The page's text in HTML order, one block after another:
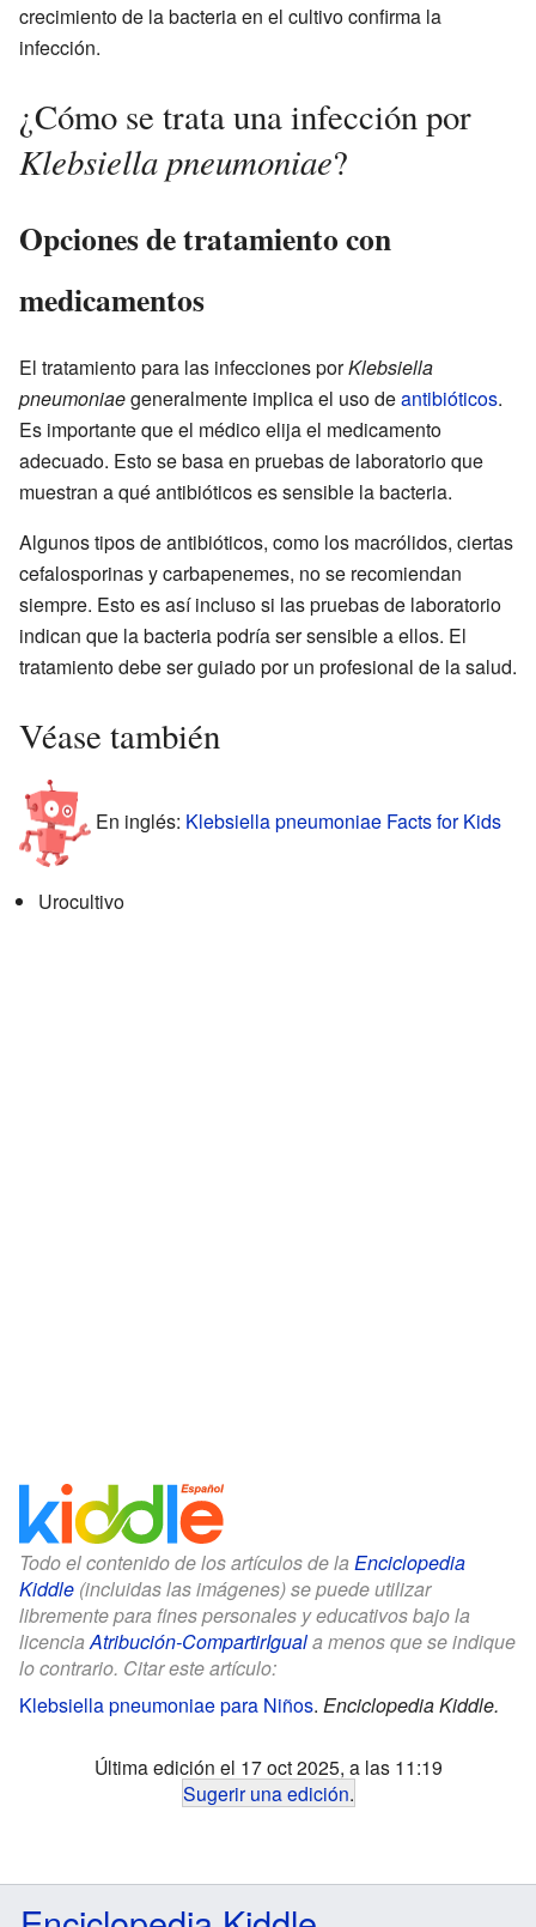
crecimiento de la bacteria en el cultivo confirma la
infección.
¿Cómo se trata una infección por
Klebsiella pneumoniae?
Opciones de tratamiento con
medicamentos
El tratamiento para las infecciones porKlebsiella
pneumoniaegeneralmente implica el uso deantibióticos.
Es importante que el médico elija el medicamento
adecuado. Esto se basa en pruebas de laboratorio que
muestran a qué antibióticos es sensible la bacteria.
Algunos tipos de antibióticos, como los macrólidos, ciertas
cefalosporinas y carbapenemes, no se recomiendan
siempre. Esto es así incluso si las pruebas de laboratorio
indican que la bacteria podría ser sensible a ellos. El
tratamiento debe ser guiado por un profesional de la salud.
Véase también
En inglés: Klebsiella pneumoniae Facts for Kids
Urocultivo
Todo el contenido de los artículos de la Enciclopedia
Kiddle (incluidas las imágenes) se puede utilizar
libremente para fines personales y educativos bajo la
licenciaAtribución-CompartirIguala menos que se indique
lo contrario. Citar este artículo:
Klebsiella pneumoniae para Niños. Enciclopedia Kiddle.
Última edición el 17 oct 2025, a las 11:19
Sugerir una edición.